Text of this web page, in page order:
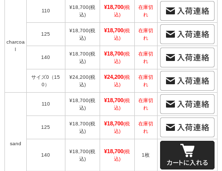
charcoa
l
110
¥18,700(税
込)
¥18,700(税
込)
在庫切
れ
125
¥18,700(税
込)
¥18,700(税
込)
在庫切
れ
140
¥18,700(税
込)
¥18,700(税
込)
在庫切
れ
サイズ0（15
0）
¥24,200(税
込)
¥24,200(税
込)
在庫切
れ
sand
110
¥18,700(税
込)
¥18,700(税
込)
在庫切
れ
125
¥18,700(税
込)
¥18,700(税
込)
在庫切
れ
140
¥18,700(税
込)
¥18,700(税
込)
1枚